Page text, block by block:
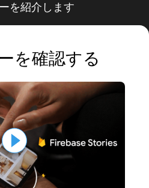
を紹介します
を確認する